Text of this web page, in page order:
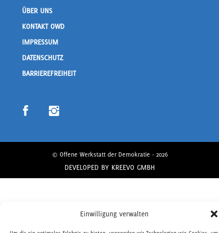
Einwilligung verwalten
ÜBER UNS
KONTAKT OWD
IMPRESSUM
DATENSCHUTZ
BARRIEREFREIHEIT
© Offene Werkstatt der Demokratie - 2026
DEVELOPED BY KREEVO GMBH